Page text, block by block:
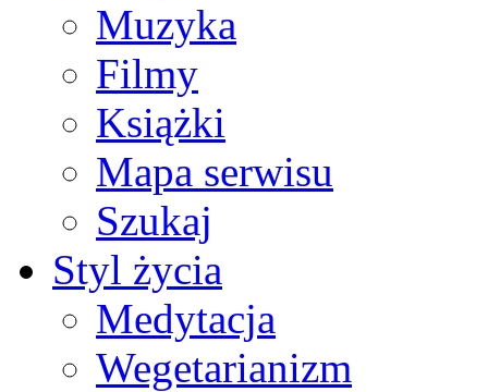
Muzyka
Filmy
Książki
Mapa serwisu
Szukaj
Styl życia
Medytacja
Wegetarianizm